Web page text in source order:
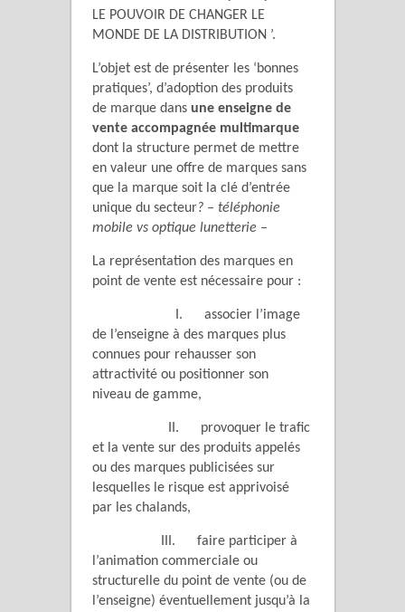
LE POUVOIR DE CHANGER LE
MONDE DE LA DISTRIBUTION ’.
L’objet est de présenter les ‘bonnes
pratiques’, d’adoption des produits
de marque dans une enseigne de
vente accompagnée multimarque
dont la structure permet de mettre
en valeur une offre de marques sans
que la marque soit la clé d’entrée
unique du secteur? – téléphonie
mobile vs optique lunetterie –
La représentation des marques en
point de vente est nécessaire pour :
I. associer l’image
de l’enseigne à des marques plus
connues pour rehausser son
attractivité ou positionner son
niveau de gamme,
II. provoquer le trafic
et la vente sur des produits appelés
ou des marques publicisées sur
lesquelles le risque est apprivoisé
par les chalands,
III. faire participer à
l’animation commerciale ou
structurelle du point de vente (ou de
l’enseigne) éventuellement jusqu’à la